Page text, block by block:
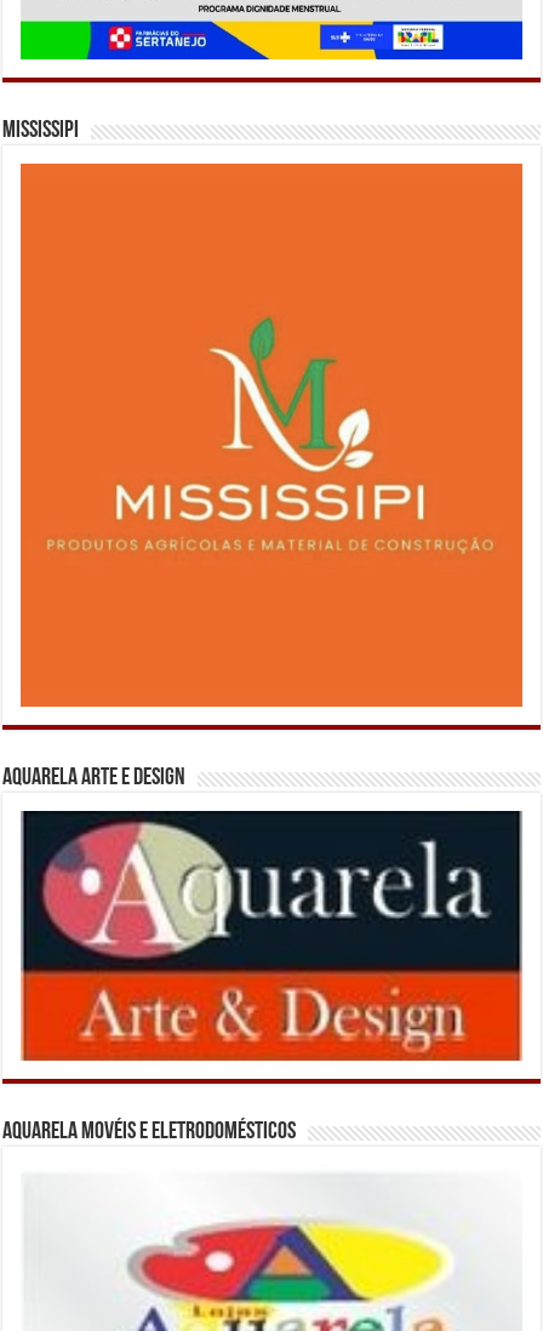
Mississipi
Aquarela Arte e Design
Aquarela Movéis e Eletrodomésticos